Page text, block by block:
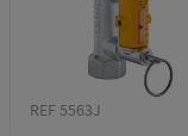
REF 5563J